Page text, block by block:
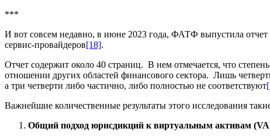
***
И вот совсем недавно, в июне 2023 года, ФАТФ выпустила
сервис-провайдеров[18].
Отчет содержит около 40 страниц. В нем отмечается, что
отношении других областей финансового сектора. Лишь
а три четверти либо частично, либо полностью не соответствуют
Важнейшие количественные результаты этого исследования
Общий подход юрисдикций к виртуальным активам (VA